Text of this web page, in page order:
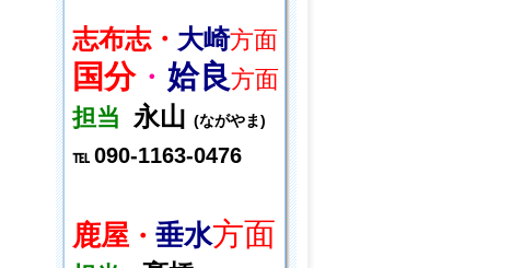
志布志・ 大崎方面
国分・ 姶良方面
担当 永山 (ながやま)
℡ 090-1163-0476
鹿屋 ・ 垂水方面